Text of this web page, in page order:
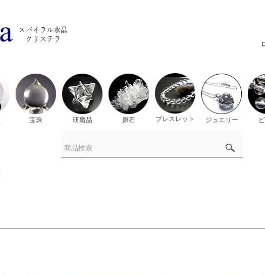
宝珠 研磨品 原石 ブレスレット ジュエリー